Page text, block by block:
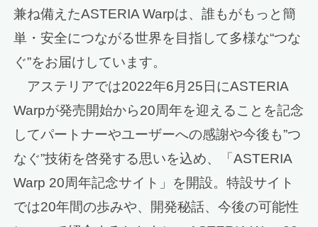
兼ね備えたASTERIA Warpは、誰もがもっと簡
単・安全につながる世界を目指して多様な“つな
ぐ”をお届けしています。
アステリアでは2022年6月25日にASTERIA
Warpが発売開始から20周年を迎えることを記念
してパートナーやユーザーへの感謝や今後も”つ
なぐ”技術を啓発する思いを込め、「ASTERIA
Warp 20周年記念サイト」を開設。特設サイト
では20年間の歩みや、開発秘話、今後の可能性